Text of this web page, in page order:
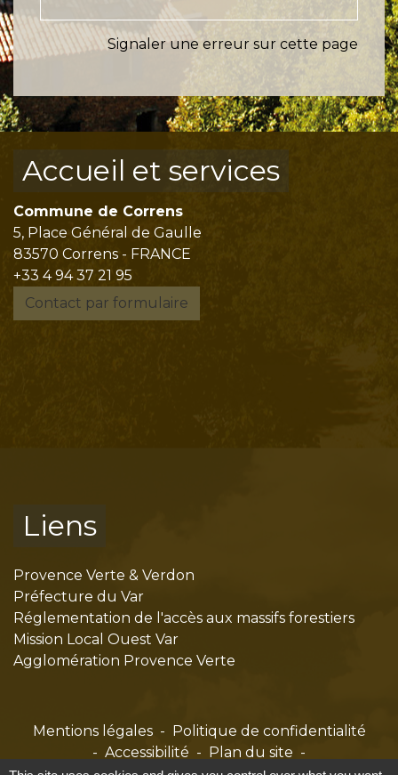
Signaler une erreur sur cette page
Accueil et services
Commune de Correns
5, Place Général de Gaulle
83570 Correns - FRANCE
+33 4 94 37 21 95
Contact par formulaire
Liens
Provence Verte & Verdon
Préfecture du Var
Réglementation de l'accès aux massifs forestiers
Mission Local Ouest Var
Agglomération Provence Verte
Mentions légales - Politique de confidentialité
- Accessibilité - Plan du site -